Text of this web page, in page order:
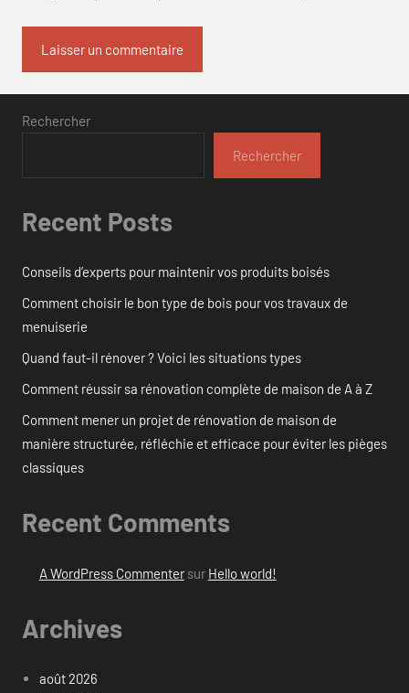
Rechercher
Rechercher
Recent Posts
Conseils d’experts pour maintenir vos produits boisés
Comment choisir le bon type de bois pour vos travaux de
menuiserie
Quand faut-il rénover ? Voici les situations types
Comment réussir sa rénovation complète de maison de A à Z
Comment mener un projet de rénovation de maison de
manière structurée, réfléchie et efficace pour éviter les pièges
classiques
Recent Comments
A WordPress Commentersur Hello world!
Archives
août 2026